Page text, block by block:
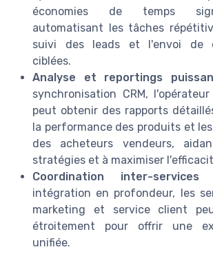
économies de temps
automatisant les tâches
suivi des leads et l'envoi de
ciblées.
Analyse et reportings
synchronisation CRM,
peut obtenir des rapports
la performance des produits et
des acheteurs vendeurs,
stratégies et à maximiser
Coordination inter-services
intégration en profondeur, les
marketing et service client
étroitement pour offrir une
unifiée.